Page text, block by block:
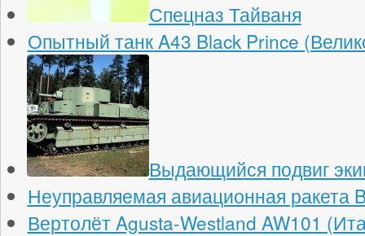
Спецназ Тайваня
Опытный танк A43 Black Prince
Выдающийся подвиг
Неуправляемая авиационная ракета
Вертолёт Agusta-Westland AW101